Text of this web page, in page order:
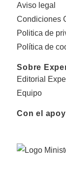
Aviso legal
Condiciones
Politica de
Política de
Sobre
Editorial
Equipo
Con el